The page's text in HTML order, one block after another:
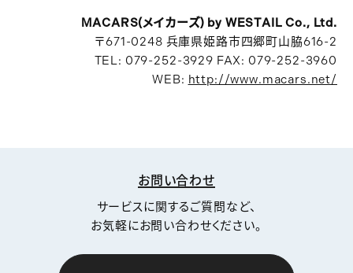
MACARS(メイカーズ) by WESTAIL Co., Ltd.
〒671-0248 兵庫県姫路市四郷町山脇616-2
TEL: 079-252-3929 FAX: 079-252-3960
WEB: http://www.macars.net/
お問い合わせ
サービスに関するご質問など、
お気軽にお問い合わせください。